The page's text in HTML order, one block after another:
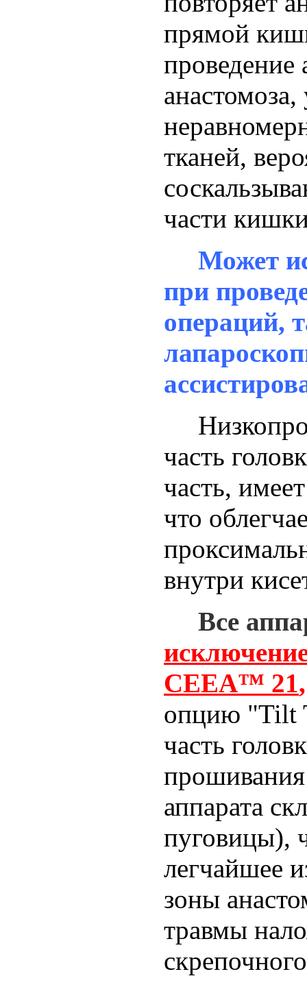
прямой
проведение
тканей,
части
Может
при
операций,
часть
часть,
что
внутри
Все
CEEA™ 21,
опцию "Tilt
часть
аппарата
пуговицы),
легчайшее
зоны
травмы